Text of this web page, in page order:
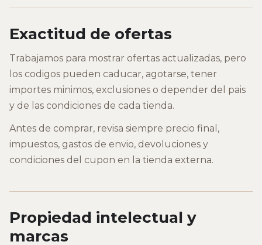
Exactitud de ofertas
Trabajamos para mostrar ofertas actualizadas, pero
los codigos pueden caducar, agotarse, tener
importes minimos, exclusiones o depender del pais
y de las condiciones de cada tienda.
Antes de comprar, revisa siempre precio final,
impuestos, gastos de envio, devoluciones y
condiciones del cupon en la tienda externa.
Propiedad intelectual y
marcas